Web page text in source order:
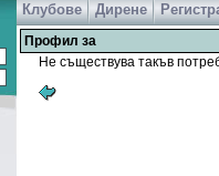
Games
Клубове Дирене
Профил за
Не съществува такъв